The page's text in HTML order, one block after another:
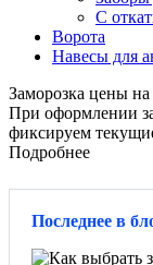
С
Ворота
Навесы для
Заморозка цены на
При оформлении
фиксируем
Подробнее
Последнее в